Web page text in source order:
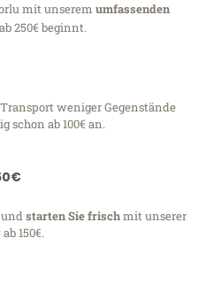
mit unserem umfassenden
250€ beginnt.
weniger Gegenstände
schon ab 100€ an.
starten Sie frischmit unserer
ab 150€.